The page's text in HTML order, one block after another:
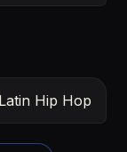
Hip Hop